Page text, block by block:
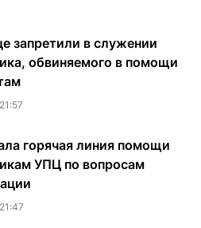
запретили в служении
обвиняемого в помощи
горячая линия помощи
УПЦ по вопросам